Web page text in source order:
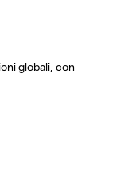
globali, con